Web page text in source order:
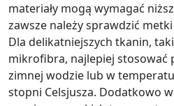
materiały mogą wymagać
zawsze należy sprawdzić
Dla delikatniejszych tkanin,
mikrofibra, najlepiej stosować
zimnej wodzie lub w
stopni Celsjusza. Dodatkowo